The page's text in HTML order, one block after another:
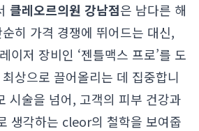
클레오르의원 강남점은 남다른 해
히 가격 경쟁에 뛰어드는 대신,
이저 장비인 ‘젠틀맥스 프로’를 도
상으로 끌어올리는 데 집중합니
시술을 넘어, 고객의 피부 건강과
생각하는 cleor의 철학을 보여줍